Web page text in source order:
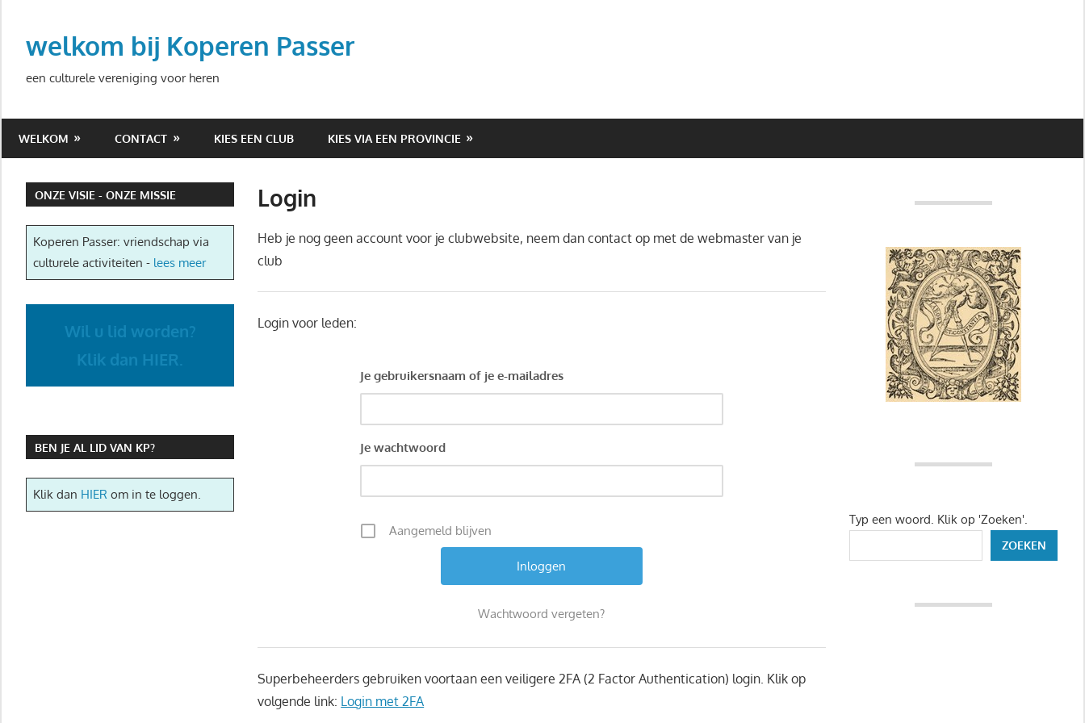
inhoud
welkom bij Koperen Passer
een culturele vereniging voor heren
WELKOM CONTACT KIES EEN CLUB KIES VIA EEN PROVINCIE
Login
Heb je nog geen account voor je clubwebsite, neem dan contact op met de webmaster van je
club
Login voor leden:
Je gebruikersnaam of je e-mailadres
Je wachtwoord
Aangemeld blijven
Wachtwoord vergeten?
Superbeheerders gebruiken voortaan een veiligere 2FA (2 Factor Authentication) login. Klik op
volgende link: Login met 2FA
ONZE VISIE - ONZE MISSIE
Koperen Passer: vriendschap via
culturele activiteiten - lees meer
Wil u lid worden?
Klik dan HIER.
BEN JE AL LID VAN KP?
Klik dan HIER om in te loggen.
Typ een woord. Klik op 'Zoeken'.
ZOEKEN